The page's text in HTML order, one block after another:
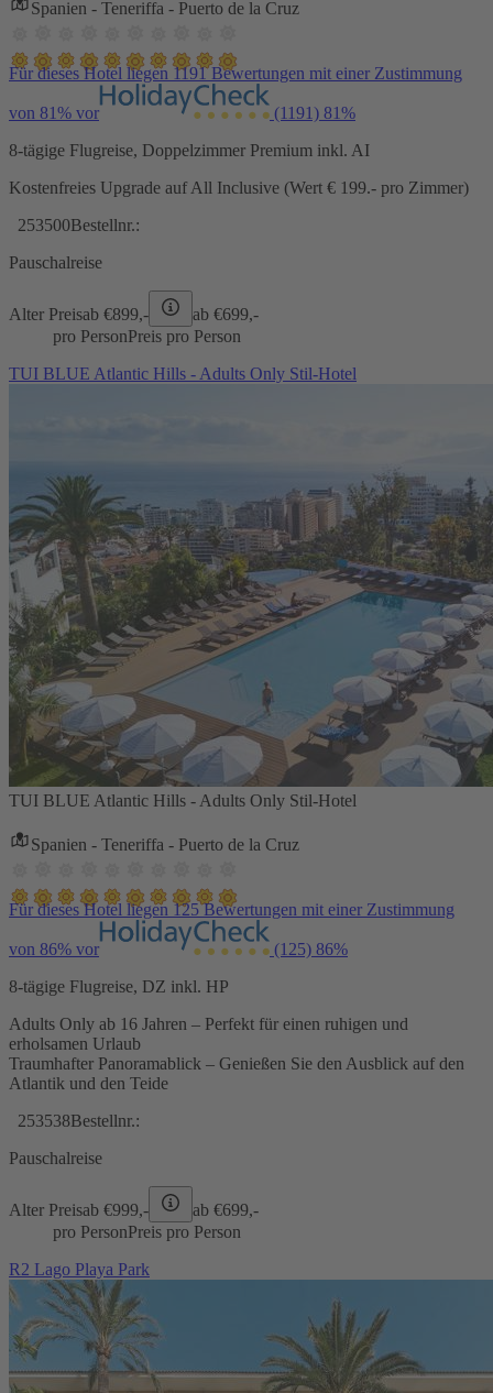
Spanien - Teneriffa - Puerto de la Cruz
Für dieses Hotel liegen 1191 Bewertungen mit einer Zustimmung
von 81% vor (1191) 81%
8-tägige Flugreise, Doppelzimmer Premium inkl. AI
Kostenfreies Upgrade auf All Inclusive (Wert € 199.- pro Zimmer)
253500Bestellnr.:
Pauschalreise
Alter Preisab €899,- ab €699,-
pro PersonPreis pro Person
TUI BLUE Atlantic Hills - Adults Only Stil-Hotel
TUI BLUE Atlantic Hills - Adults Only Stil-Hotel
Spanien - Teneriffa - Puerto de la Cruz
Für dieses Hotel liegen 125 Bewertungen mit einer Zustimmung
von 86% vor (125) 86%
8-tägige Flugreise, DZ inkl. HP
Adults Only ab 16 Jahren – Perfekt für einen ruhigen und
erholsamen Urlaub
Traumhafter Panoramablick – Genießen Sie den Ausblick auf den
Atlantik und den Teide
253538Bestellnr.:
Pauschalreise
Alter Preisab €999,- ab €699,-
pro PersonPreis pro Person
R2 Lago Playa Park